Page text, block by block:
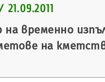
21.09.2011
на временно
на